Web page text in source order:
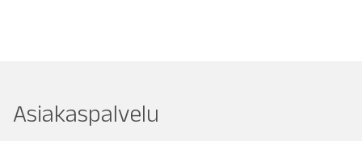
Asiakaspalvelu